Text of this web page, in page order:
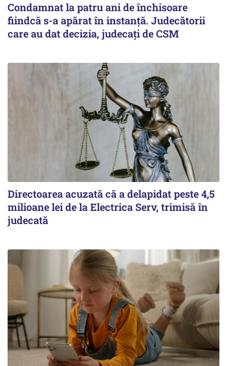
Condamnat la patru ani de închisoare
fiindcă s-a apărat în instanță. Judecătorii
care au dat decizia, judecați de CSM
Directoarea acuzată că a delapidat peste 4,5
milioane lei de la Electrica Serv, trimisă în
judecată